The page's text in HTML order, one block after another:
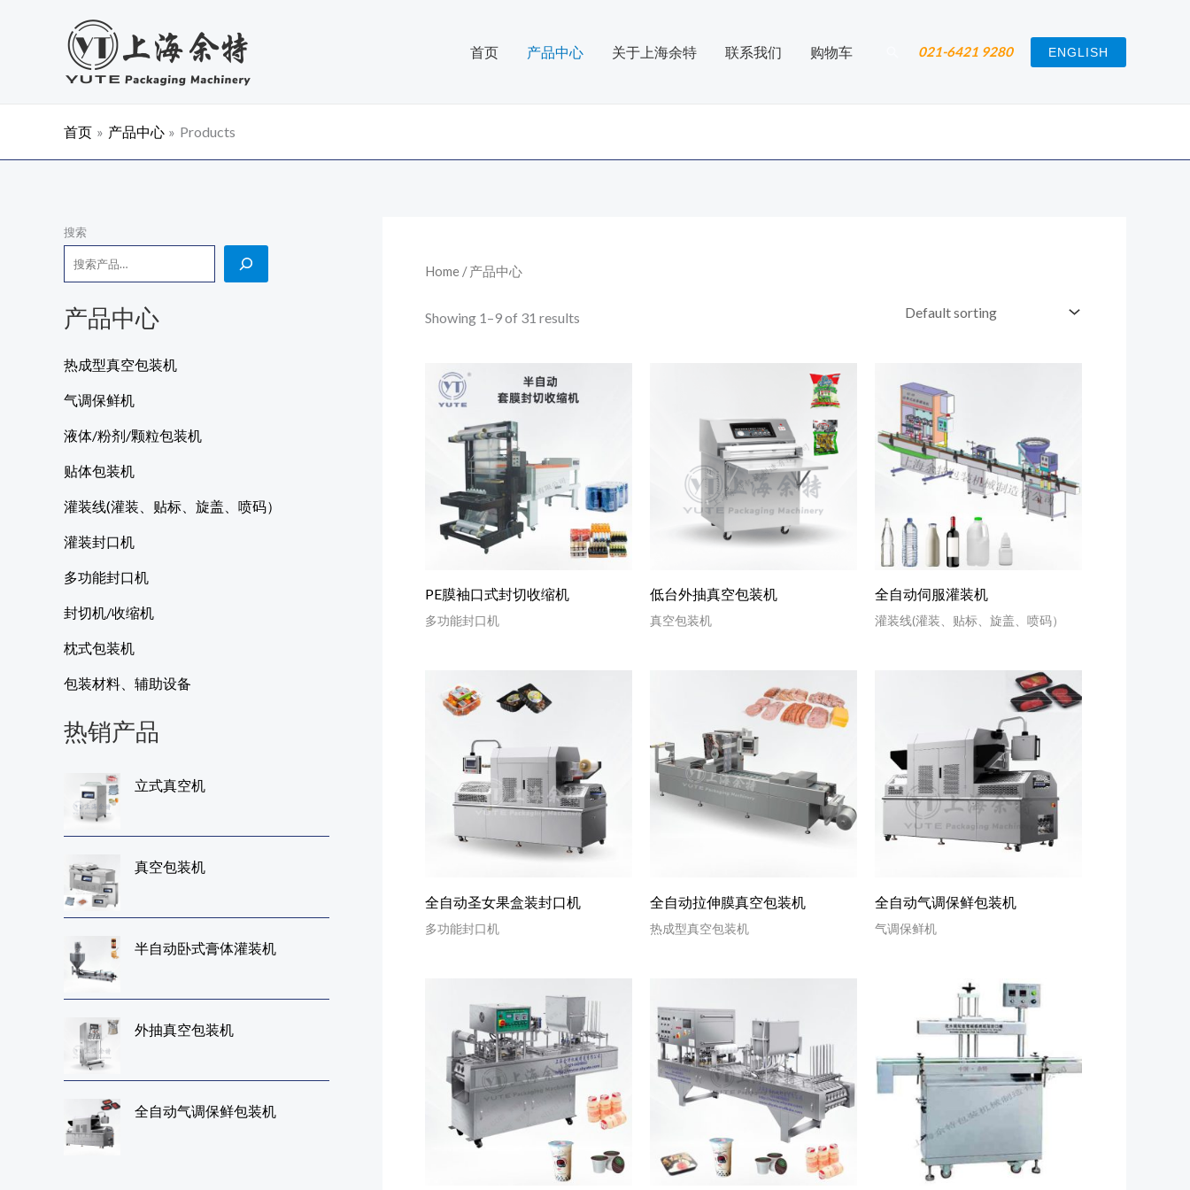
首页 产品中心 关于上海余特 联系我们 购物车 021-6421 9280 ENGLISH
首页 产品中心 Products
搜索
产品中心
热成型真空包装机
气调保鲜机
液体/粉剂/颗粒包装机
贴体包装机
灌装线(灌装、贴标、旋盖、喷码）
灌装封口机
多功能封口机
封切机/收缩机
枕式包装机
包装材料、辅助设备
热销产品
立式真空机
真空包装机
半自动卧式膏体灌装机
外抽真空包装机
全自动气调保鲜包装机
Home / 产品中心
Showing 1–9 of 31 results
PE膜袖口式封切收缩机
多功能封口机
低台外抽真空包装机
真空包装机
全自动伺服灌装机
灌装线(灌装、贴标、旋盖、喷码）
全自动圣女果盒装封口机
多功能封口机
全自动拉伸膜真空包装机
热成型真空包装机
全自动气调保鲜包装机
气调保鲜机